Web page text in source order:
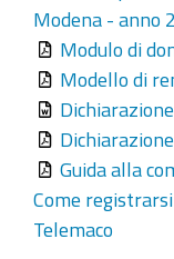
Modena - anno
Modulo di
Modello di
Guida alla
Come registrarsi
Telemaco